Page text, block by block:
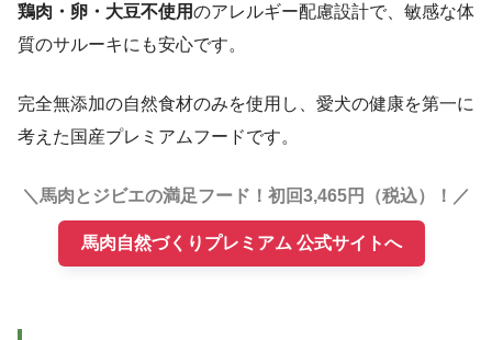
鶏肉・卵・大豆不使用のアレルギー配慮設計で、敏感な体
質のサルーキにも安心です。
完全無添加の自然食材のみを使用し、愛犬の健康を第一に
考えた国産プレミアムフードです。
＼馬肉とジビエの満足フード！初回3,465円（税込）！／
馬肉自然づくりプレミアム 公式サイトへ